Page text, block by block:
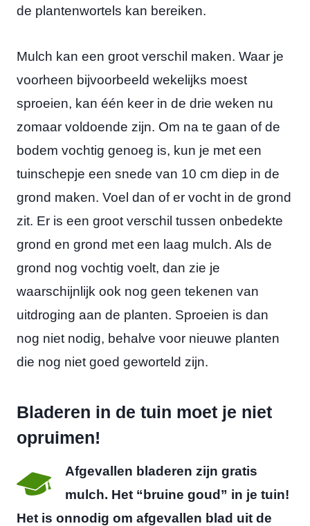
de plantenwortels kan bereiken.
Mulch kan een groot verschil maken. Waar je
voorheen bijvoorbeeld wekelijks moest
sproeien, kan één keer in de drie weken nu
zomaar voldoende zijn. Om na te gaan of de
bodem vochtig genoeg is, kun je met een
tuinschepje een snede van 10 cm diep in de
grond maken. Voel dan of er vocht in de grond
zit. Er is een groot verschil tussen onbedekte
grond en grond met een laag mulch. Als de
grond nog vochtig voelt, dan zie je
waarschijnlijk ook nog geen tekenen van
uitdroging aan de planten. Sproeien is dan
nog niet nodig, behalve voor nieuwe planten
die nog niet goed geworteld zijn.
Bladeren in de tuin moet je niet
opruimen!
Afgevallen bladeren zijn gratis
mulch. Het “bruine goud” in je tuin!
Het is onnodig om afgevallen blad uit de